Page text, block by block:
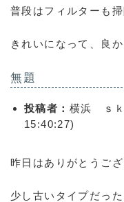
普段はフィルターも掃
きれいになって、良
無題
投稿者： 横浜 ｓｋ
15:40:27)
昨日はありがとうござ
少し古いタイプだっ